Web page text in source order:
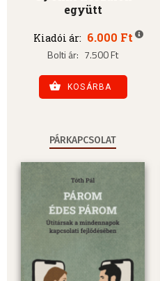
együtt
Kiadói ár: 6.000 Ft
Bolti ár: 7.500 Ft
KOSÁRBA
PÁRKAPCSOLAT